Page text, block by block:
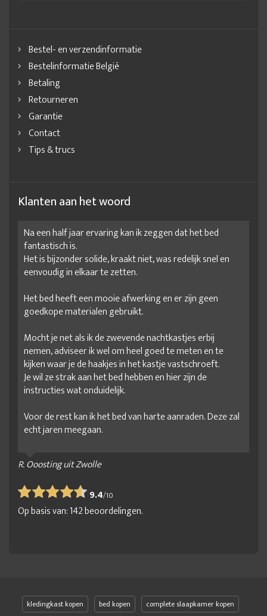
Bestel- en verzendinformatie
Bestelinformatie België
Betaling
Retourneren
Garantie
Contact
Tips & trucs
Klanten aan het woord
Na een half jaar ervaring kan ik zeggen dat het bed
fantastisch is.
Het is bijzonder solide, kraakt niet, was redelijk snel en
eenvoudig in elkaar te zetten.
Het bed heeft een mooie afwerking en er zijn geen
goedkope materialen gebruikt.
Mocht je net als ik de zwevende nachtkastjes erbij
nemen, adviseer ik wel om heel goed te meten en te
kijken waar je de haakjes in het kastje vastschroeft.
Je wil ze strak aan het bed hebben en hier zijn de
instructies wat onduidelijk.
Voor de rest kan ik het bed van harte aanraden. Deze zal
echt jaren meegaan.
R. Ooosting uit Zwolle
9.4/10
Op basis van:142beoordelingen.
kledingkast kopen bed kopen complete slaapkamer kopen